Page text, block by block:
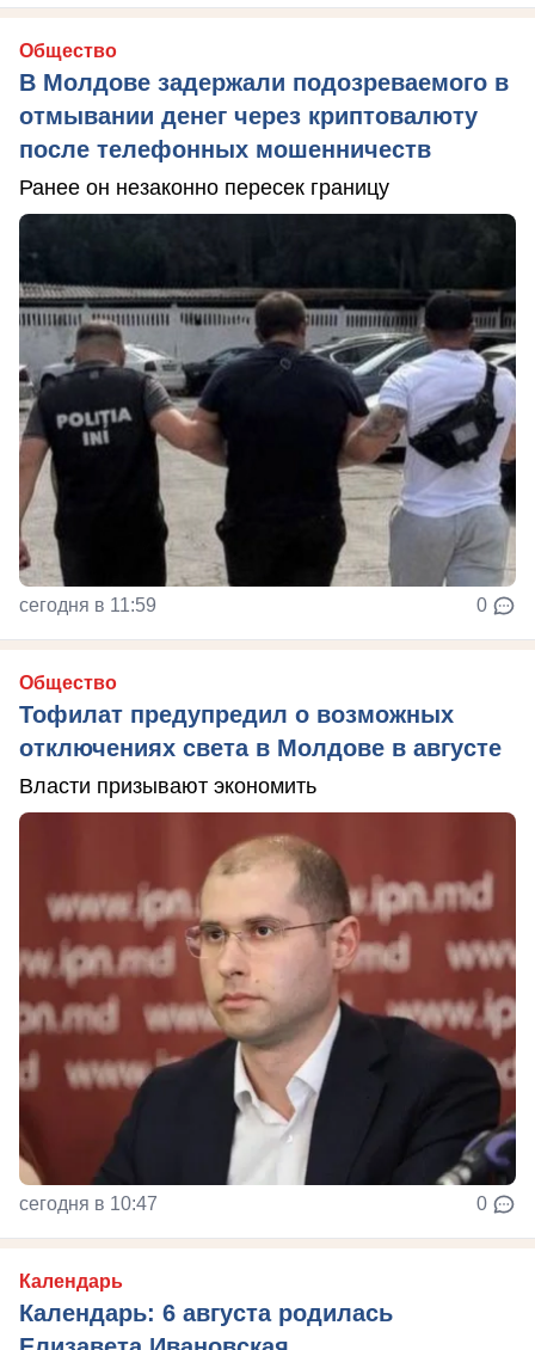
Общество
В Молдове задержали подозреваемого в
отмывании денег через криптовалюту
после телефонных мошенничеств
Ранее он незаконно пересек границу
сегодня в 11:59 0
Общество
Тофилат предупредил о возможных
отключениях света в Молдове в августе
Власти призывают экономить
сегодня в 10:47 0
Календарь
Календарь: 6 августа родилась